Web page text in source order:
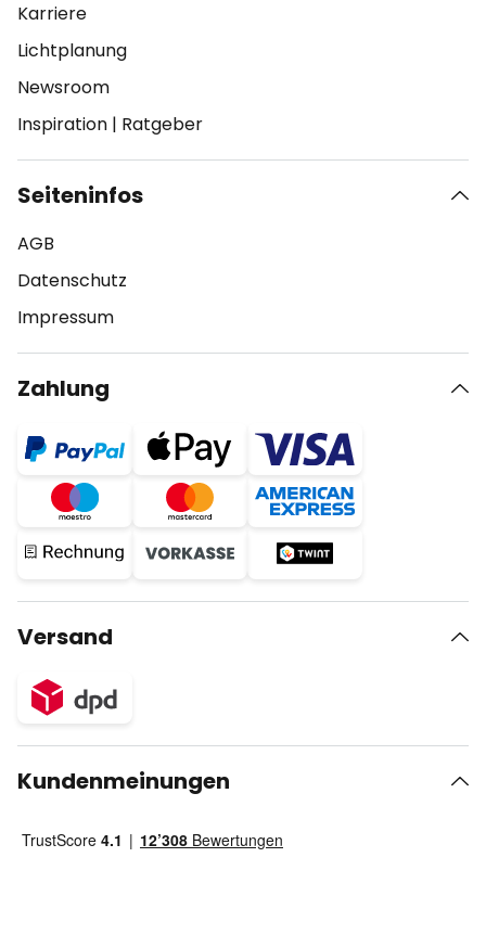
Karriere
Lichtplanung
Newsroom
Inspiration | Ratgeber
Seiteninfos
AGB
Datenschutz
Impressum
Zahlung
Versand
Kundenmeinungen